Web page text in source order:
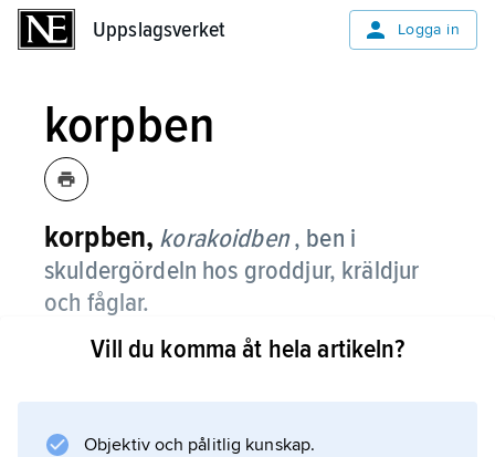
Uppslagsverket Logga in
korpben
korpben, korakoidben , ben i
skuldergördeln hos groddjur, kräldjur
och fåglar.
Hos däggdjur är det reducerat till ett utskott,
Vill du komma åt hela artikeln?
Objektiv och pålitlig kunskap.